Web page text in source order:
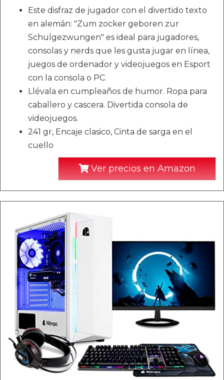
Este disfraz de jugador con el divertido texto
en alemán: "Zum zocker geboren zur
Schulgezwungen" es ideal para jugadores,
consolas y nerds que les gusta jugar en línea,
juegos de ordenador y videojuegos en Esport
con la consola o PC.
Llévala en cumpleaños de humor. Ropa para
caballero y cascera. Divertida consola de
videojuegos.
241 gr, Encaje clasico, Cinta de sarga en el
cuello
Ver precios en Amazon